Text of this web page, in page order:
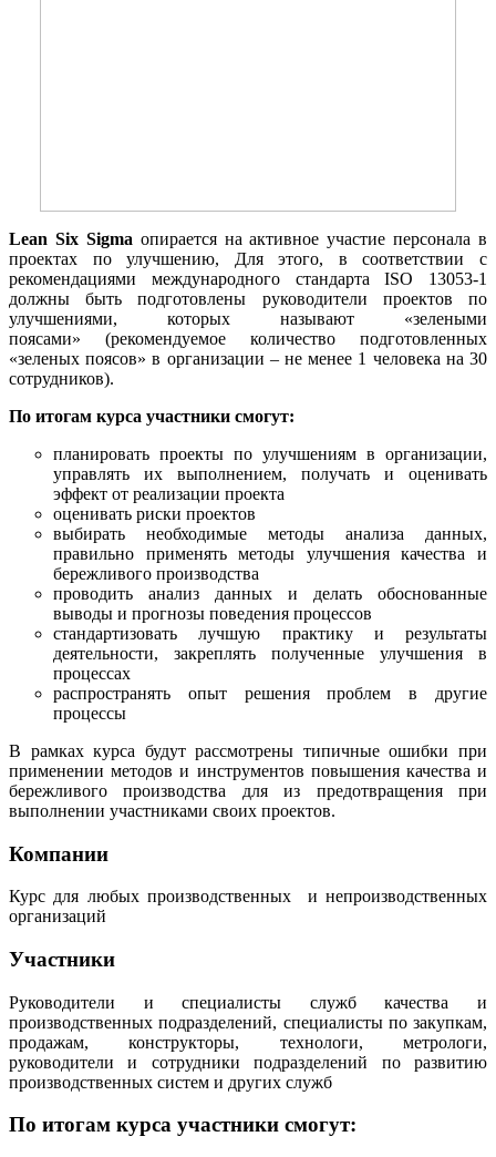
Lean Six Sigma опирается на активное участие персонала в
проектах по улучшению, Для этого, в соответствии с
рекомендациями международного стандарта ISO 13053-1
должны быть подготовлены руководители проектов по
улучшениями, которых называют «зелеными
поясами» (рекомендуемое количество подготовленных
«зеленых поясов» в организации – не менее 1 человека на 30
сотрудников).
По итогам курса участники смогут:
планировать проекты по улучшениям в организации,
управлять их выполнением, получать и оценивать
эффект от реализации проекта
оценивать риски проектов
выбирать необходимые методы анализа данных,
правильно применять методы улучшения качества и
бережливого производства
проводить анализ данных и делать обоснованные
выводы и прогнозы поведения процессов
стандартизовать лучшую практику и результаты
деятельности, закреплять полученные улучшения в
процессах
распространять опыт решения проблем в другие
процессы
В рамках курса будут рассмотрены типичные ошибки при
применении методов и инструментов повышения качества и
бережливого производства для из предотвращения при
выполнении участниками своих проектов.
Компании
Курс для любых производственных и непроизводственных
организаций
Участники
Руководители и специалисты служб качества и
производственных подразделений, специалисты по закупкам,
продажам, конструкторы, технологи, метрологи,
руководители и сотрудники подразделений по развитию
производственных систем и других служб
По итогам курса участники смогут: